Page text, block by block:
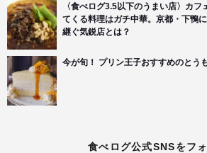
〈食べログ3.5以下のうまい店〉カ
てくる料理はガチ中華。京都・下鴨
継ぐ気鋭店とは？
今が旬！ プリン王子おすすめのとう
食べログ公式SNSをフ